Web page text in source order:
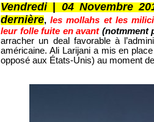
Vendredi| 04 Novembre
dernière,les mollahs et les
leur folle fuite en avant(notmment
arracher un deal favorable à
américaine. Ali Larijani a mis en
opposé aux États-Unis) au moment